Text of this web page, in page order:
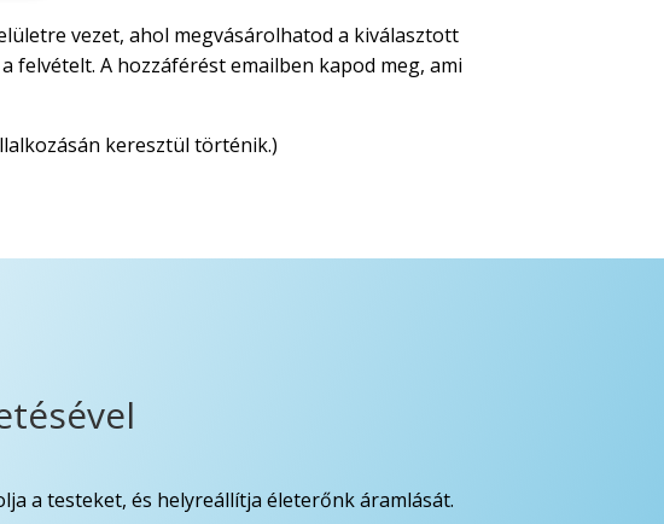
vezet, ahol megvásárolhatod a kiválasztott
felvételt. A hozzáférést emailben kapod meg, ami
keresztül történik.)
a testeket, és helyreállítja életerőnk áramlását.